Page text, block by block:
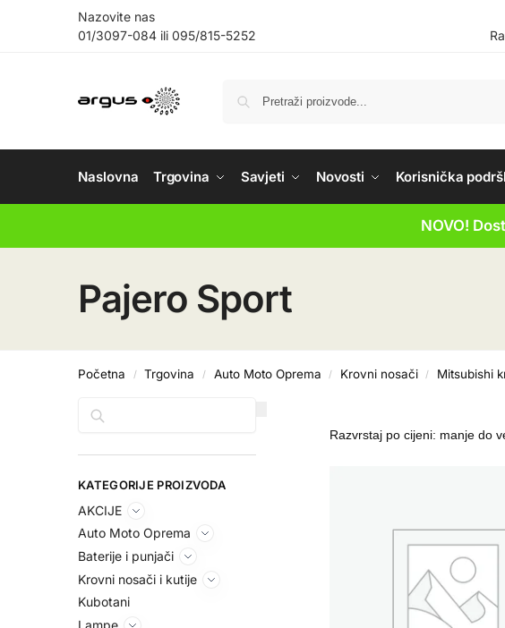
Nazovite nas
01/3097-084 ili 095/815-5252
Naslovna Trgovina Savjeti Novosti Korisnička
NOVO!
Pajero Sport
Početna / Trgovina / Auto Moto Oprema / Krovni nosači / Mitsubishi
KATEGORIJE PROIZVODA
AKCIJE
Auto Moto Oprema
Baterije i punjači
Krovni nosači i kutije
Kubotani
Lampe